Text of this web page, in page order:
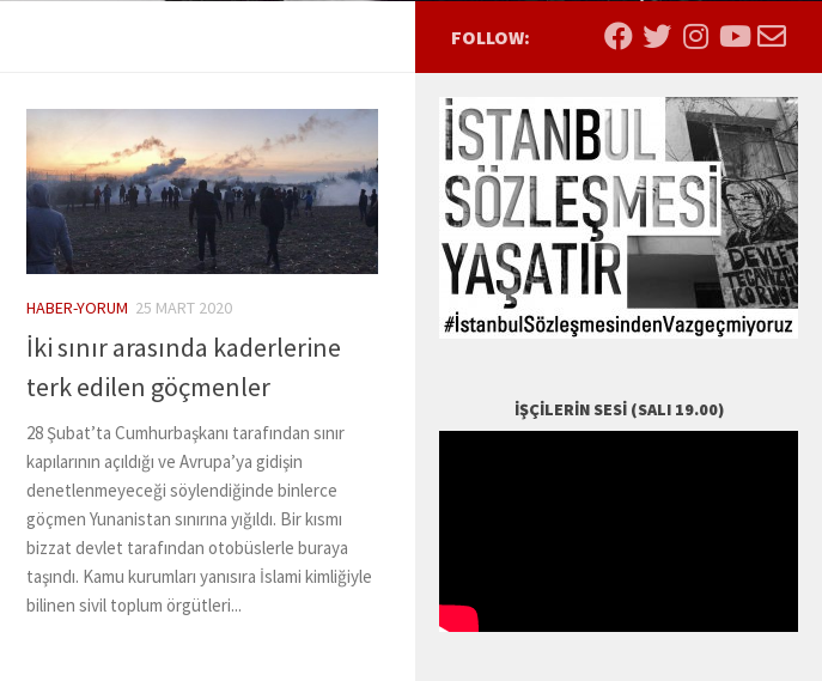
HABER-YORUM 25 MART 2020
İki sınır arasında kaderlerine
terk edilen göçmenler
28 Şubat’ta Cumhurbaşkanı tarafından sınır
kapılarının açıldığı ve Avrupa’ya gidişin
denetlenmeyeceği söylendiğinde binlerce
göçmen Yunanistan sınırına yığıldı. Bir kısmı
bizzat devlet tarafından otobüslerle buraya
taşındı. Kamu kurumları yanısıra İslami kimliğiyle
bilinen sivil toplum örgütleri...
FOLLOW:
İŞÇILERIN SESI (SALI 19.00)